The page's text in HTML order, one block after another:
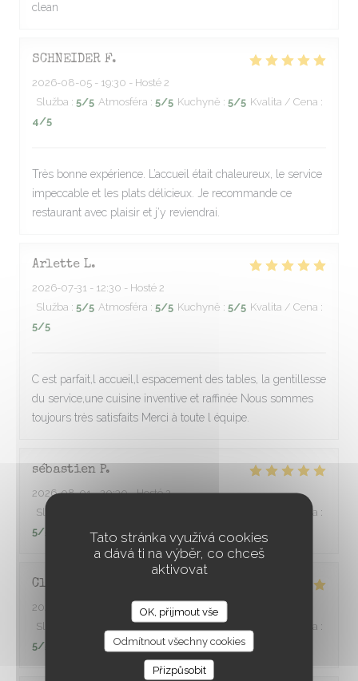
Tato stránka využívá cookies
a dává ti na výběr, co chceš
aktivovat
OK, přijmout vše
Odmítnout všechny cookies
Přizpůsobit
clean
SCHNEIDER F
2026-08-05 - 19:30 - Hosté 2
Služba : 5/5 Atmosféra : 5/5 Kuchyně : 5/5 Kvalita / Cena :
4/5
Très bonne expérience. L’accueil était chaleureux, le service
impeccable et les plats délicieux. Je recommande ce
restaurant avec plaisir et j’y reviendrai.
Arlette L
2026-07-31 - 12:30 - Hosté 2
Služba : 5/5 Atmosféra : 5/5 Kuchyně : 5/5 Kvalita / Cena :
5/5
C est parfait,l accueil,l espacement des tables, la gentillesse
du service,une cuisine inventive et raffinée Nous sommes
toujours très satisfaits Merci à toute l équipe.
sébastien P
2026-08-01- 20:30 - Hosté 2
Služba
Kvalita / Cena :
5/5
Claire
2026-07-31
- 20:00 - Hosté 4
Služba
Atmosféra: 5/5 Kuchyně: Kvalita / Cena :
5/5
À TRAVERS CHAMPS